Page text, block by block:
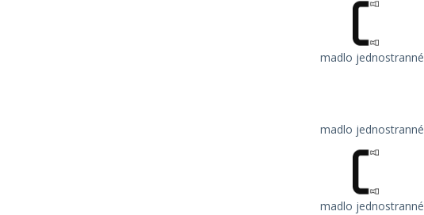
madlo jednostranné
madlo jednostranné
madlo jednostranné